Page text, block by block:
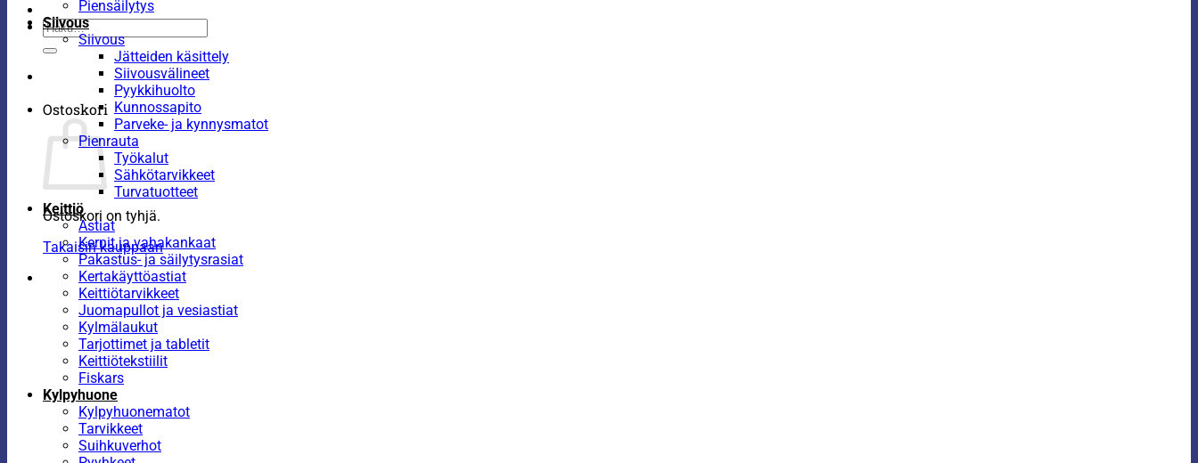
Etsi:
Ostoskori
Ostoskori on tyhjä.
Takaisin kauppaan
Piensäilytys
Siivous
Siivous
Jätteiden käsittely
Siivousvälineet
Pyykkihuolto
Kunnossapito
Parveke- ja kynnysmatot
Pienrauta
Työkalut
Sähkötarvikkeet
Turvatuotteet
Keittiö
Astiat
Kernit ja vahakankaat
Pakastus- ja säilytysrasiat
Kertakäyttöastiat
Keittiötarvikkeet
Juomapullot ja vesiastiat
Kylmälaukut
Tarjottimet ja tabletit
Keittiötekstiilit
Fiskars
Kylpyhuone
Kylpyhuonematot
Tarvikkeet
Suihkuverhot